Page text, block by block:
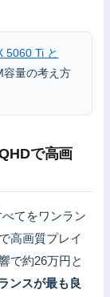
5060 Ti と
容量の考え方
で高画
てをワンラン
高画質プレイ
で約26万円と
ンスが最も良